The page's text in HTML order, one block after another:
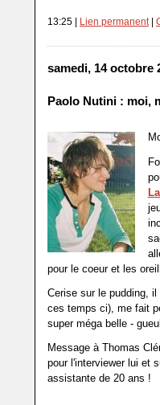
13:25 | Lien permanent|
samedi, 14 octobre
Paolo Nutini : moi,
pour le coeur et les
Cerise sur le pudding,
ces temps ci), me fait
super méga belle -
Message à Thomas
pour l'interviewer lui et
assistante de 20 ans !